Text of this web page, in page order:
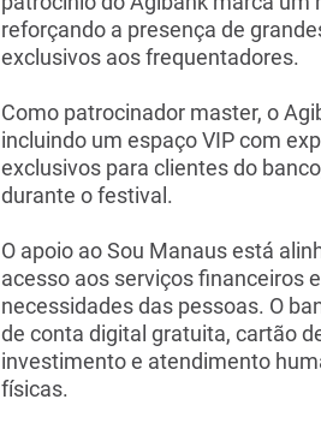
reforçando a presença de
exclusivos aos frequentadores.
Como patrocinador master, o
incluindo um espaço VIP com
exclusivos para clientes do
durante o festival.
O apoio ao Sou Manaus está
acesso aos serviços financeiros
necessidades das pessoas. O
de conta digital gratuita, cartão
investimento e atendimento
físicas.